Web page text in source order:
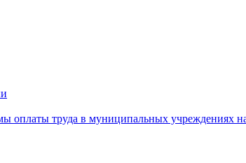
оплаты труда в муниципальных учреждениях